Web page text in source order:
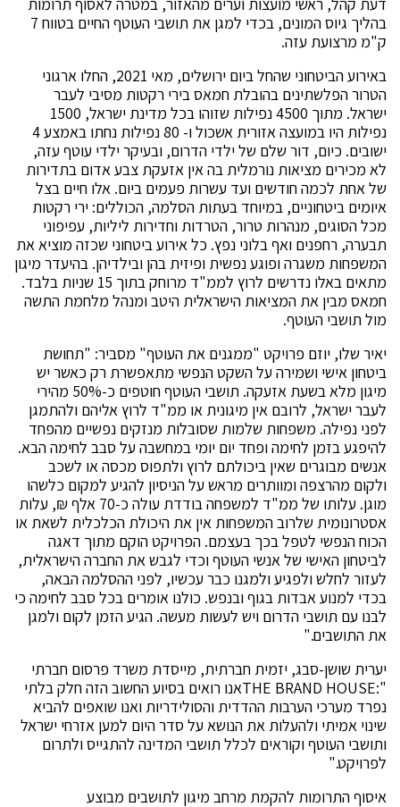
בהליך גיוס המונים, בכדי למגן את תושבי העוטף החיים בטווח 7
ק"מ מרצועת עזה.
באירוע הביטחוני שהחל ביום ירושלים, מאי 2021, החלו ארגוני
הטרור הפלשתינים בהובלת חמאס בירי רקטות מסיבי לעבר
ישראל. מתוך 4500 נפילות שזוהו בכל מדינת ישראל, 1500
נפילות היו במועצה אזורית אשכול ו- 80 נפילות נחתו באמצע 4
ישובים. כיום, דור שלם של ילדי הדרום, ובעיקר ילדי עוטף עזה,
לא מכירים מציאות נורמלית בה אין אזעקת צבע אדום בתדירות
של אחת לכמה חודשים ועד עשרות פעמים ביום. אלו חיים בצל
איומים ביטחוניים, במיוחד בעתות הסלמה, הכוללים: ירי רקטות
מכל הסוגים, מנהרות טרור, הטרדות וחדירות ליליות, עפיפוני
תבערה, רחפנים ואף בלוני נפץ. כל אירוע ביטחוני שכזה מוציא את
המשפחות משגרה ופוגע נפשית ופיזית בהן ובילדיהן. בהיעדר מיגון
מתאים באלו נדרשים לרוץ לממ"ד מרוחק בתוך 15 שניות בלבד.
חמאס מבין את המציאות הישראלית היטב ומנהל מלחמת התשה
מול תושבי העוטף.
יאיר שלו, יוזם פרויקט "ממגנים את העוטף" מסביר: "תחושת
ביטחון אישי ושמירה על השקט הנפשי מתאפשרת רק כאשר יש
מיגון מלא בשעת אזעקה. תושבי העוטף חוטפים כ-50% מהירי
לעבר ישראל, לרובם אין מיגונית או ממ"ד לרוץ אליהם ולהתמגן
לפני נפילה. משפחות שלמות שסובלות מנזקים נפשיים מהפחד
להיפגע בזמן לחימה ופחד יום יומי במחשבה על סבב לחימה הבא.
אנשים מבוגרים שאין ביכולתם לרוץ ולתפוס מכסה או לשכב
ולקום מהרצפה ומוותרים מראש על הניסיון להגיע למקום כלשהו
מוגן. עלותו של ממ"ד למשפחה בודדת עולה כ-70 אלף ₪, עלות
אסטרונומית שלרוב המשפחות אין את היכולת הכלכלית לשאת או
הכוח הנפשי לטפל בכך בעצמם. הפרויקט הוקם מתוך דאגה
לביטחון האישי של אנשי העוטף וכדי לגבש את החברה הישראלית,
לעזור לחלש ולפגיע ולמגנו כבר עכשיו, לפני ההסלמה הבאה,
בכדי למנוע אבדות בגוף ובנפש. כולנו אומרים בכל סבב לחימה כי
לבנו עם תושבי הדרום ויש לעשות מעשה. הגיע הזמן לקום ולמגן
את התושבים."
יערית שושן-סבג, יזמית חברתית, מייסדת משרד פרסום חברתי
":THE BRAND HOUSEאנו רואים בסיוע החשוב הזה חלק בלתי
נפרד מערכי הערבות ההדדית והסולידריות ואנו שואפים להביא
שינוי אמיתי ולהעלות את הנושא על סדר היום למען אזרחי ישראל
ותושבי העוטף וקוראים לכלל תושבי המדינה להתגייס ולתרום
לפרויקט."
איסוף התרומות להקמת מרחב מיגון לתושבים מבוצע